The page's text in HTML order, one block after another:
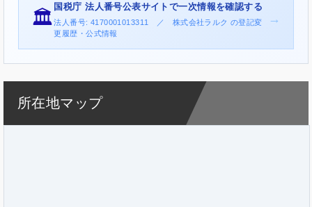
🏛️
国税庁 法人番号公表サイトで一次情報を確認する
法人番号: 4170001013311 ／ 株式会社ラルク の登記変
更履歴・公式情報
→
所在地マップ